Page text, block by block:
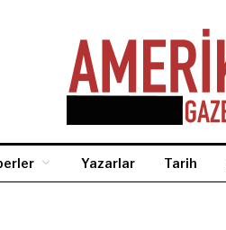
Yazarlar Tarih